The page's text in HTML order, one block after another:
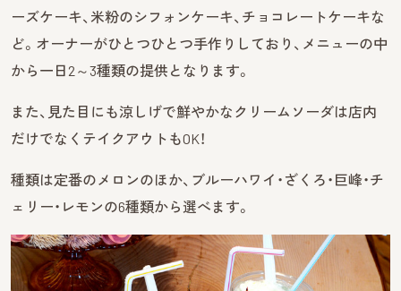
ーズケーキ、米粉のシフォンケーキ、チョコレートケーキな
ど。オーナーがひとつひとつ手作りしており、メニューの中
から一日2～3種類の提供となります。
また、見た目にも涼しげで鮮やかなクリームソーダは店内
だけでなくテイクアウトもOK！
種類は定番のメロンのほか、ブルーハワイ・ざくろ・巨峰・チ
ェリー・レモンの6種類から選べます。